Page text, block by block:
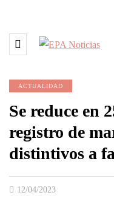
ACTUALIDAD
Se reduce en
registro de
distintivos a
12/04/2023